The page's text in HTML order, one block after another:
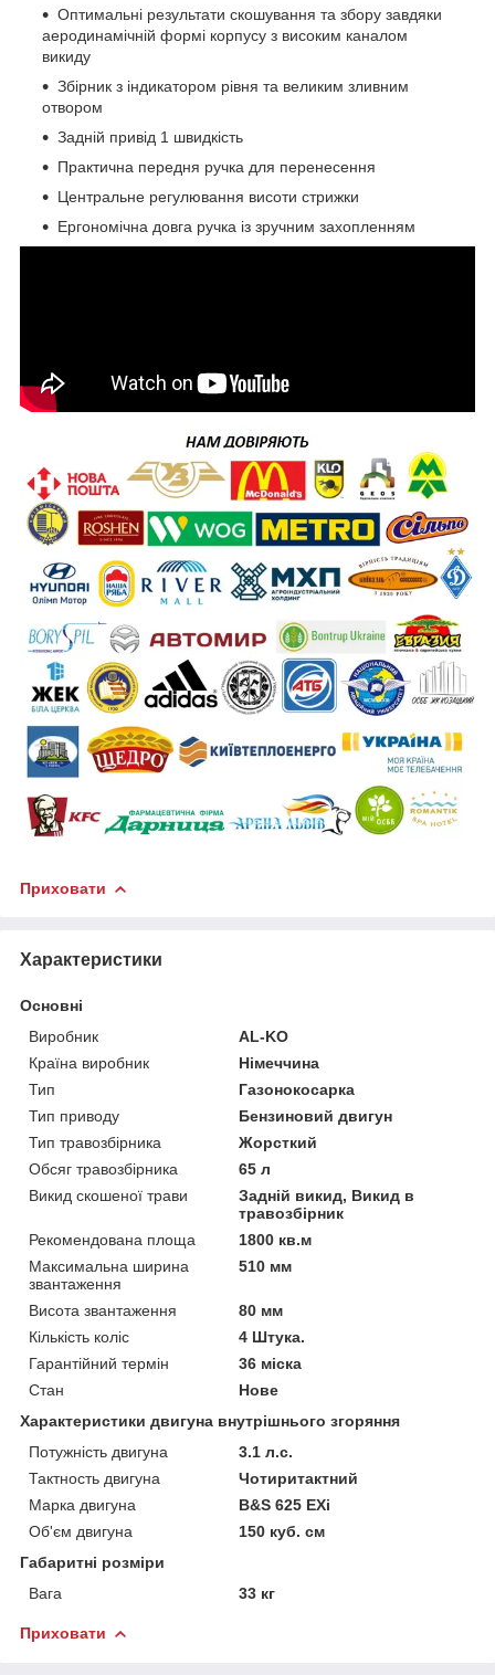
Оптимальні результати скошування та збору завдяки
аеродинамічній формі корпусу з високим каналом
викиду
Збірник з індикатором рівня та великим зливним
отвором
Задній привід 1 швидкість
Практична передня ручка для перенесення
Центральне регулювання висоти стрижки
Ергономічна довга ручка із зручним захопленням
Приховати
Характеристики
Основні
Виробник
AL-KO
Країна виробник
Німеччина
Тип
Газонокосарка
Тип приводу
Бензиновий двигун
Тип травозбірника
Жорсткий
Обсяг травозбірника
65 л
Викид скошеної трави
Задній викид, Викид в
травозбірник
Рекомендована площа
1800 кв.м
Максимальна ширина
звантаження
510 мм
Висота звантаження
80 мм
Кількість коліс
4 Штука.
Гарантійний термін
36 міска
Стан
Нове
Характеристики двигуна внутрішнього згоряння
Потужність двигуна
3.1 л.с.
Тактность двигуна
Чотиритактний
Марка двигуна
B&S 625 ЕХі
Об'єм двигуна
150 куб. см
Габаритні розміри
Вага
33 кг
Приховати